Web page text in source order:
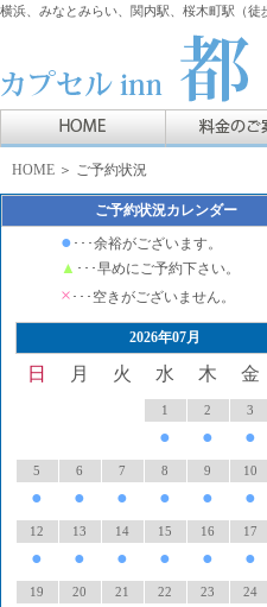
横浜、みなとみらい、関内駅、桜木町駅（
HOME ＞ ご予約状況
ご予約状況カレンダー
● ･･･余裕がございます。
▲ ･･･早めにご予約下さい。
× ･･･空きがございません。
2026年07月
日 月 火 水 木 金
1
●
2
●
3
●
5
●
6
●
7
●
8
●
9
●
10
●
12
●
13
●
14
●
15
●
16
●
17
●
19 20 21 22 23 24